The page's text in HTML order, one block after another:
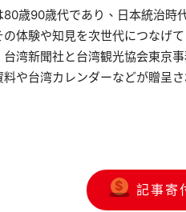
歳90歳代であり、日本統治時
体験や知見を次世代につなげ
湾新聞社と台湾観光協会東京
や台湾カレンダーなどが贈呈さ
記事寄